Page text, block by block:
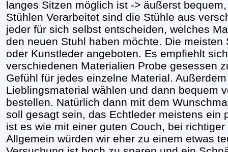
langes Sitzen möglich ist -> äußerst
Stühlen Verarbeitet sind die Stühle aus
jeder für sich selbst entscheiden, welches
den neuen Stuhl haben möchte. Die
oder Kunstleder angeboten. Es empfiehlt
verschiedenen Materialien Probe gesessen
Gefühl für jedes einzelne Material.
Lieblingsmaterial wählen und dann bequem
bestellen. Natürlich dann mit dem
soll gesagt sein, das Echtleder meistens ein
ist es wie mit einer guten Couch, bei
Allgemein würden wir eher zu einem etwas